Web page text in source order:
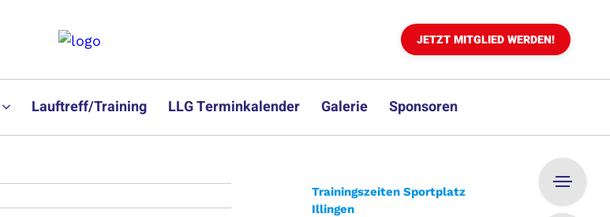
JETZT MITGLIED WERDEN!
Lauftreff/Training LLG Terminkalender Galerie Sponsoren
Trainingszeiten Sportplatz
Illingen